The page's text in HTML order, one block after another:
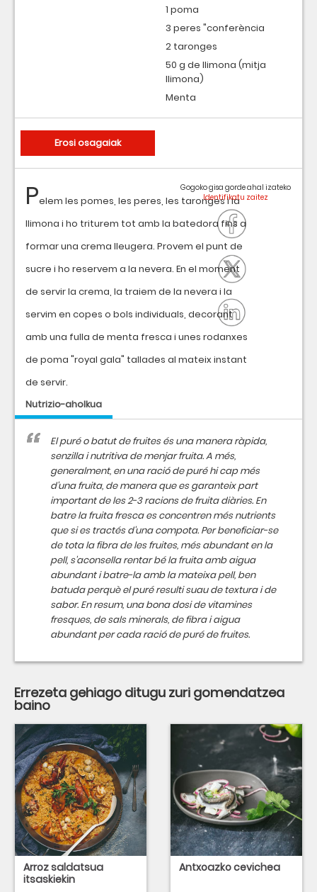
Pelem les pomes, les peres, les taronges i la
llimona i ho triturem tot amb la batedora fins a
formar una crema lleugera. Provem el punt de
sucre i ho reservem a la nevera. En el moment
de servir la crema, la traiem de la nevera i la
servim en copes o bols individuals, decorant
amb una fulla de menta fresca i unes rodanxes
de poma "royal gala" tallades al mateix instant
de servir.
Nutrizio-aholkua
El puré o batut de fruites és una manera ràpida,
senzilla i nutritiva de menjar fruita. A més,
generalment, en una ració de puré hi cap més
d'una fruita, de manera que es garanteix part
important de les 2-3 racions de fruita diàries. En
batre la fruita fresca es concentren més nutrients
que si es tractés d'una compota. Per beneficiar-se
de tota la fibra de les fruites, més abundant en la
pell, s'aconsella rentar bé la fruita amb aigua
abundant i batre-la amb la mateixa pell, ben
batuda perquè el puré resulti suau de textura i de
sabor. En resum, una bona dosi de vitamines
fresques, de sals minerals, de fibra i aigua
abundant per cada ració de puré de fruites.
Gogoko gisa gorde ahal izateko
1 poma
3 peres "conferència
2 taronges
50 g de llimona (mitja
llimona)
Menta
Erosi osagaiak
Errezeta gehiago ditugu zuri gomendatzea
baino
Arroz saldatsua
itsaskiekin
Antxoazko cevichea